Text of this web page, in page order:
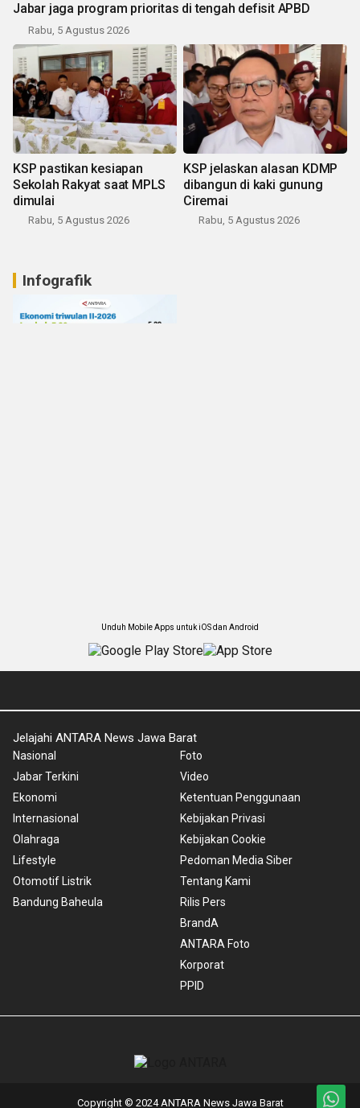
Jabar jaga program prioritas di tengah defisit APBD
Rabu, 5 Agustus 2026
KSP pastikan kesiapan
Sekolah Rakyat saat MPLS
dimulai
Rabu, 5 Agustus 2026
KSP jelaskan alasan KDMP
dibangun di kaki gunung
Ciremai
Rabu, 5 Agustus 2026
Infografik
Unduh Mobile Apps untuk iOS dan Android
Jelajahi ANTARA News Jawa Barat
Nasional
Jabar Terkini
Ekonomi
Internasional
Olahraga
Lifestyle
Otomotif Listrik
Bandung Baheula
Foto
Video
Ketentuan Penggunaan
Kebijakan Privasi
Kebijakan Cookie
Pedoman Media Siber
Tentang Kami
Rilis Pers
BrandA
ANTARA Foto
Korporat
PPID
Copyright © 2024 ANTARA News Jawa Barat